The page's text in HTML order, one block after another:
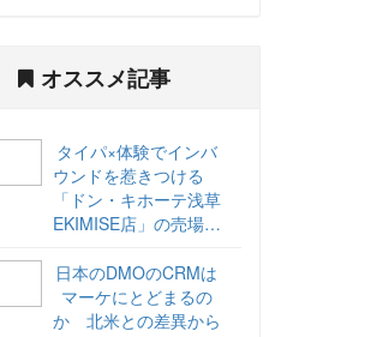
オススメ記事
タイパ×体験でインバ
ウンドを惹きつける
「ドン・キホーテ浅草
EKIMISE店」の売場づ
日本のDMOのCRMは
マーケにとどまるの
か 北米との差異から